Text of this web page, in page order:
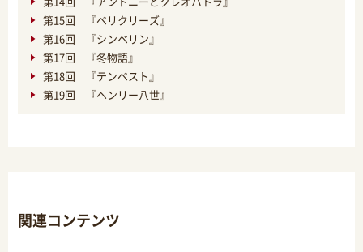
第15回 『ペリクリーズ』
第16回 『シンベリン』
第17回 『冬物語』
第18回 『テンペスト』
第19回 『ヘンリー八世』
関連コンテンツ